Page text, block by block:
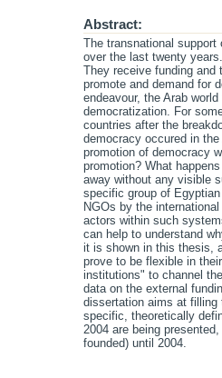
Abstract:
The transnational
over the last twenty
They receive funding and
promote and demand for
endeavour, the Arab
democratization. For
countries after the
democracy occured in
promotion of democracy
promotion? What
away without any visible
specific group of
NGOs by the
actors within such
can help to understand
it is shown in this thesis,
prove to be flexible in
institutions" to channel
data on the external
dissertation aims at filling
specific, theoreti­cal­ly
2004 are being
founded) until 2004.